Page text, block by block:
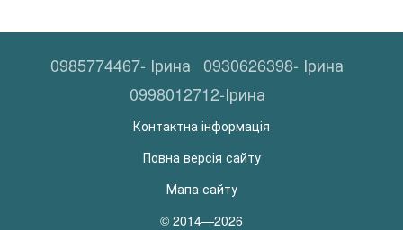
0985774467- Ірина 0930626398- Ірина
0998012712-Ірина
Контактна інформація
Повна версія сайту
Мапа сайту
© 2014—2026